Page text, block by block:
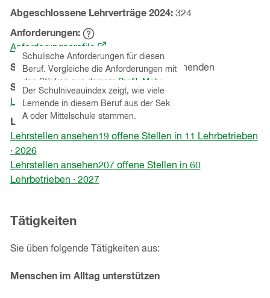
Abgeschlossene Lehrverträge 2024 324
Anforderungen
Hinweistext
einblenden
Schulische Anforderungen für diesen
Beruf. Vergleiche die Anforderungen mit
den Stärken aus deinem Profil.
Mehr
Informationen zu Eignungstests.
Anforderungsprofile (öffnet
in
einem
neuen
Fenster)
Schulniveauindex
Hinweistext
einblenden
Der Schulniveauindex zeigt, wie viele
Lernende in diesem Beruf aus der Sek
A oder Mittelschule stammen.
42% von277 Lernenden
Schnupperlehren(KantonSt.Gallen)
Lehrbetriebe ansehen
Lehrstellen
Lehrstellen ansehen19offene Stellen in 11
Lehrbetrieben
· 2026
Lehrstellen ansehen207 offene Stellen in 60
Lehrbetrieben · 2027
Tätigkeiten
Sie üben folgende Tätigkeiten aus:
Menschen im Alltag unterstützen